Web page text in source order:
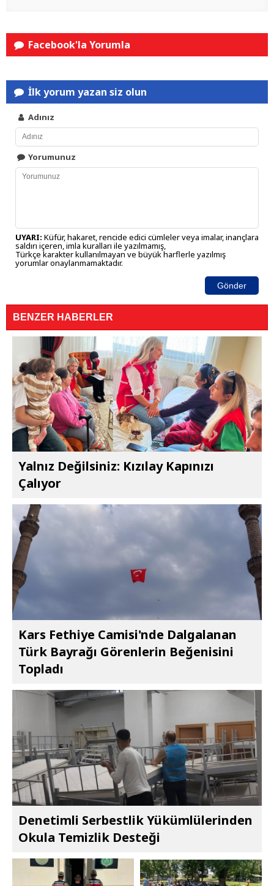
Facebook'la Yorumla
İlk yorum yazan siz olun
Adınız
Yorumunuz
UYARI: Küfür, hakaret, rencide edici cümleler veya imalar, inançlara
saldırı içeren, imla kuralları ile yazılmamış,
Türkçe karakter kullanılmayan ve büyük harflerle yazılmış
yorumlar onaylanmamaktadır.
Gönder
BENZER HABERLER
Yalnız Değilsiniz: Kızılay Kapınızı
Çalıyor
Kars Fethiye Camisi'nde Dalgalanan
Türk Bayrağı Görenlerin Beğenisini
Topladı
Denetimli Serbestlik Yükümlülerinden
Okula Temizlik Desteği